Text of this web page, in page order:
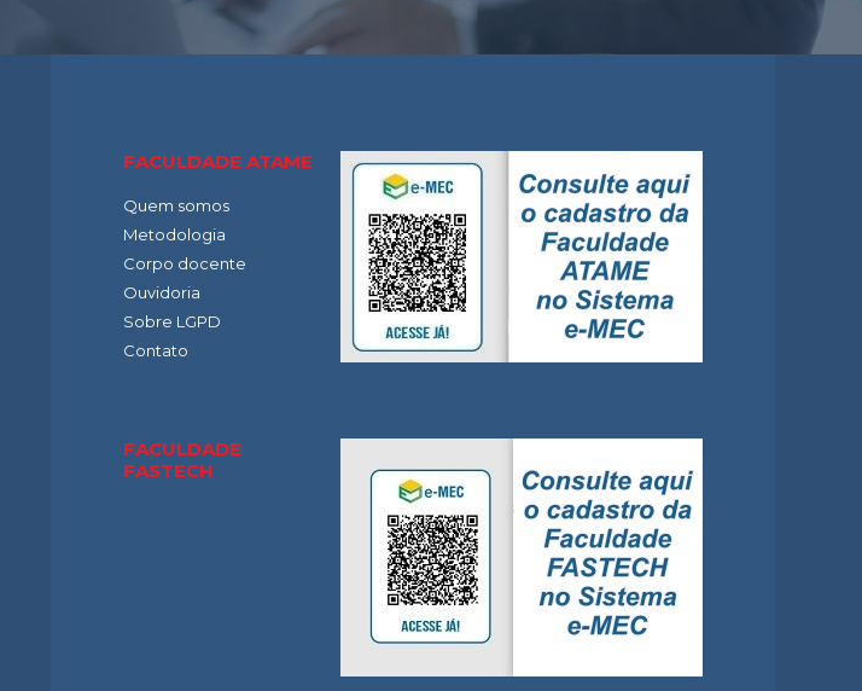
FACULDADE ATAME
Quem somos
Metodologia
Corpo docente
Ouvidoria
Sobre LGPD
Contato
FACULDADE
FASTECH